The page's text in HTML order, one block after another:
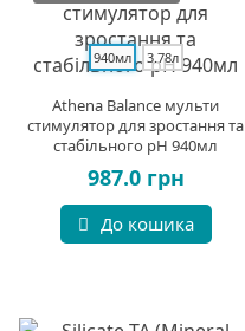
940мл 3.78л
Athena Balance мульти
стимулятор для зростання та
стабільного pH 940мл
987.0 грн
До кошика